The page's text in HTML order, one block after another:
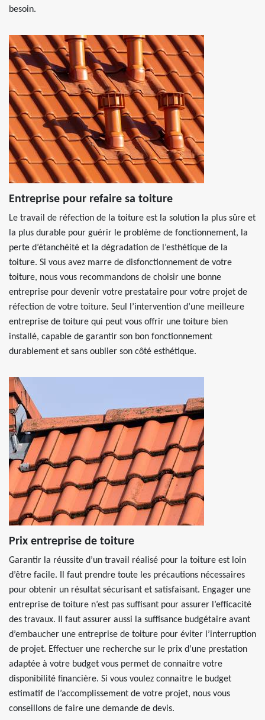
besoin.
Entreprise pour refaire sa toiture
Le travail de réfection de la toiture est la solution la plus sûre et
la plus durable pour guérir le problème de fonctionnement, la
perte d’étanchéité et la dégradation de l’esthétique de la
toiture. Si vous avez marre de disfonctionnement de votre
toiture, nous vous recommandons de choisir une bonne
entreprise pour devenir votre prestataire pour votre projet de
réfection de votre toiture. Seul l’intervention d’une meilleure
entreprise de toiture qui peut vous offrir une toiture bien
installé, capable de garantir son bon fonctionnement
durablement et sans oublier son côté esthétique.
Prix entreprise de toiture
Garantir la réussite d’un travail réalisé pour la toiture est loin
d’être facile. Il faut prendre toute les précautions nécessaires
pour obtenir un résultat sécurisant et satisfaisant. Engager une
entreprise de toiture n’est pas suffisant pour assurer l’efficacité
des travaux. Il faut assurer aussi la suffisance budgétaire avant
d’embaucher une entreprise de toiture pour éviter l’interruption
de projet. Effectuer une recherche sur le prix d’une prestation
adaptée à votre budget vous permet de connaitre votre
disponibilité financière. Si vous voulez connaitre le budget
estimatif de l’accomplissement de votre projet, nous vous
conseillons de faire une demande de devis.